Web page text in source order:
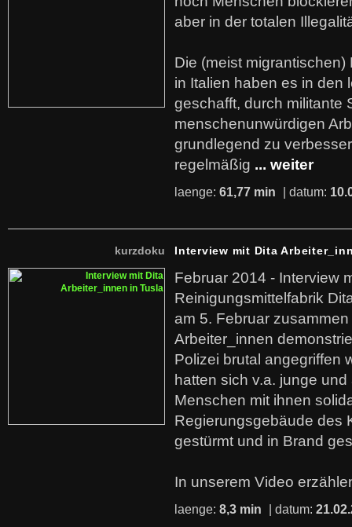
aber in der totalen
Die (meist
in Italien haben es in den
geschafft, durch militante
menschenunwürdigen
grundlegend zu
regelmäßig ... weiter
laenge: 61,77 min | datum:
kurzdoku Interview mit Dita
Februar 2014 - Interview
Reinigungsmittelfabrik
am 5. Februar
Arbeiter_innen
Polizei brutal angegriffen
hatten sich v.a. junge
Menschen mit ihnen
Regierungsgebäude des
gestürmt und in Brand
In unserem Video
laenge: 8,3 min | datum: